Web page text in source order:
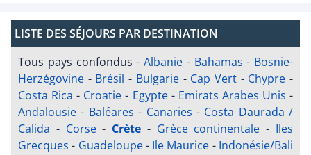
LISTE DES SÉJOURS PAR DESTINATION
Tous pays confondus - Albanie - Bahamas - Bosnie-
Herzégovine - Brésil - Bulgarie- Cap Vert- Chypre -
Costa Rica - Croatie - Egypte- Emirats Arabes Unis -
Andalousie - Baléares - Canaries - Costa Daurada /
Calida - Corse- Crète - Grèce continentale - Iles
Grecques - Guadeloupe- Ile Maurice - Indonésie/Bali